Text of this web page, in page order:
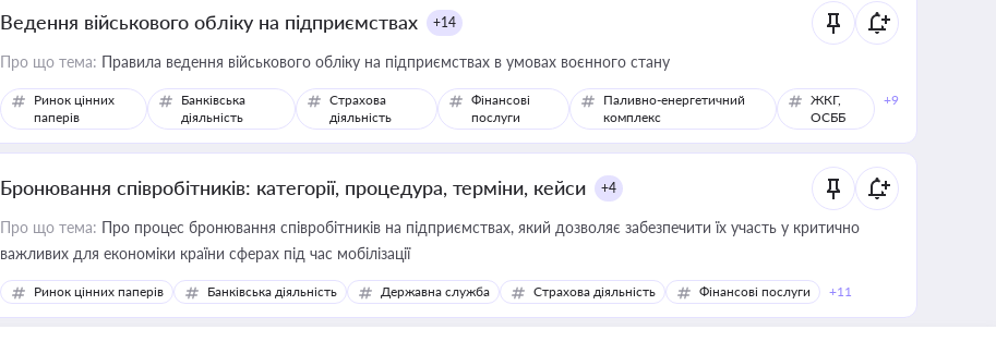
Ведення військового обліку на підприємствах +14
Про що тема: Правила ведення військового обліку на підприємствах в умовах воєнного стану
Ринок цінних
паперів
Банківська
діяльність
Страхова
діяльність
Фінансові
послуги
Паливно-енергетичний
комплекс
ЖКГ,
ОСББ
+9
Бронювання співробітників: категорії, процедура, терміни, кейси +4
Про що тема: Про процес бронювання співробітників на підприємствах, який дозволяє забезпечити їх участь у критично
важливих для економіки країни сферах під час мобілізації
Ринок цінних паперів Банківська діяльність Державна служба Страхова діяльність Фінансові послуги +11